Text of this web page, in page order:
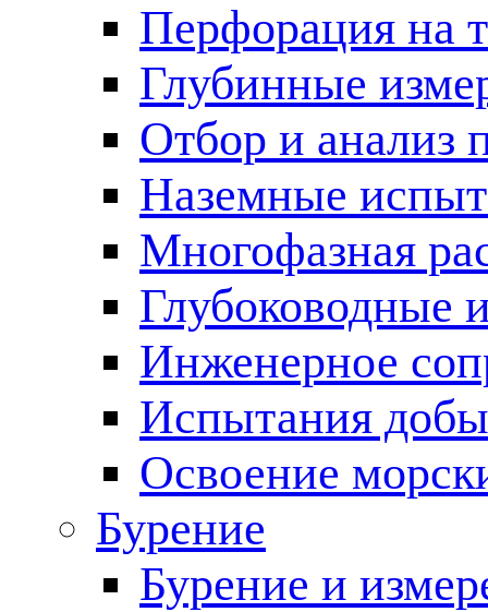
Перфорация на
Глубинные
Отбор и анализ
Наземные
Многофазная
Глубоководные
Инженерное
Испытания
Освоение
Бурение
Бурение и